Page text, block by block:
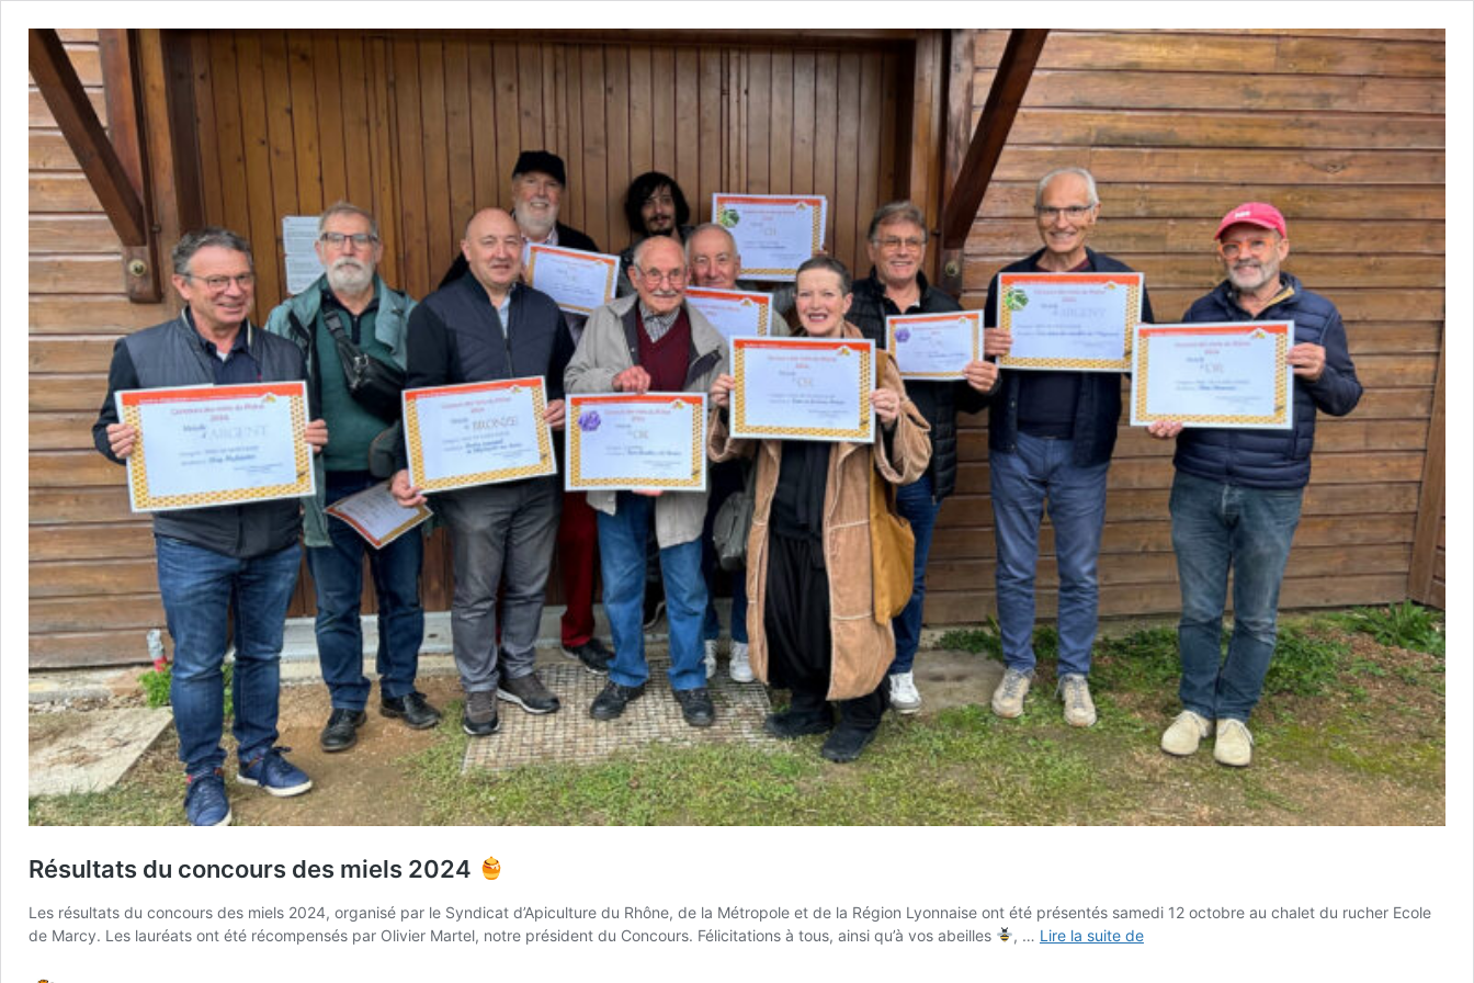
Résultats du concours des miels 2024
Les résultats du concours des miels 2024, organisé par le Syndicat d’Apiculture du Rhône, de la Métropole et de la Région Lyonnaise ont été présentés samedi 12 octobre au chalet du rucher Ecole
de Marcy. Les lauréats ont été récompensés par Olivier Martel, notre président du Concours. Félicitations à tous, ainsi qu’à vos abeilles
, … Lire la suite deRésultats